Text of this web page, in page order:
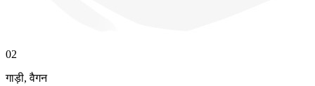
02
गाड़ी,वैगन